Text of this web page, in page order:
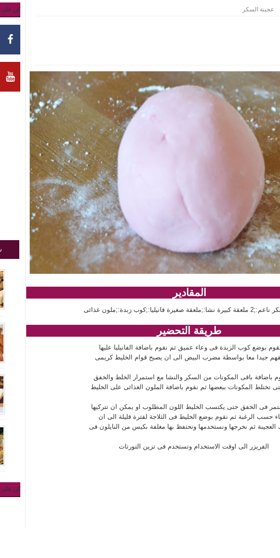
عجينة السكر
المقادير
طريقة التحضير
جيدا معا بواسطة مضرب البيض الى ان يصبح قوام الخليط كريمى
تختلط المكونات ببعضها ثم نقوم باضافة الملون الغذائى على الخليط
حسب الرغبة ثم نقوم بوضع الخليط فى الثلاجة لفترة قليلة الى ان
العجينة ثم نخرجها ونستخدمها ونحتفظ بها مغلفة بكيس من النايلون فى
الفريزر الى اوقت الاستخدام وتستخدم فى تزين التورتات
كن على
كن على